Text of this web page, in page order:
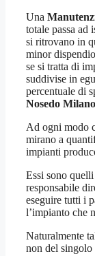
Una
totale passa ad
si ritrovano in
minor
se si tratta di
suddivise in
percentuale di
Nosedo Milano
Ad ogni modo
mirano a
impianti
Essi sono
responsabile
eseguire tutti i
l’impianto che
Naturalmente
non del singolo